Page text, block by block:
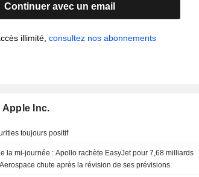
Continuer avec un email
illimité,consultez nos abonnements
Apple Inc.
Securities toujours positif
la mi-journée : Apollo rachète EasyJet pour 7,68 milliards
chute après la révision de ses prévisions